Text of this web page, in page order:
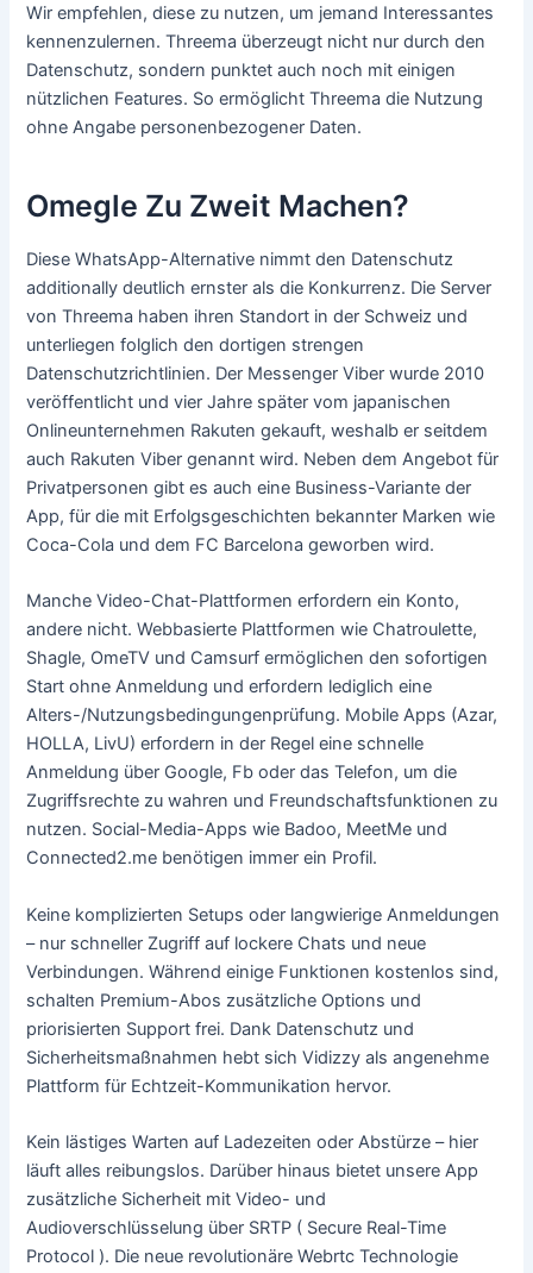
Wir empfehlen, diese zu nutzen, um jemand Interessantes
kennenzulernen. Threema überzeugt nicht nur durch den
Datenschutz, sondern punktet auch noch mit einigen
nützlichen Features. So ermöglicht Threema die Nutzung
ohne Angabe personenbezogener Daten.
Omegle Zu Zweit Machen?
Diese WhatsApp-Alternative nimmt den Datenschutz
additionally deutlich ernster als die Konkurrenz. Die Server
von Threema haben ihren Standort in der Schweiz und
unterliegen folglich den dortigen strengen
Datenschutzrichtlinien. Der Messenger Viber wurde 2010
veröffentlicht und vier Jahre später vom japanischen
Onlineunternehmen Rakuten gekauft, weshalb er seitdem
auch Rakuten Viber genannt wird. Neben dem Angebot für
Privatpersonen gibt es auch eine Business-Variante der
App, für die mit Erfolgsgeschichten bekannter Marken wie
Coca-Cola und dem FC Barcelona geworben wird.
Manche Video-Chat-Plattformen erfordern ein Konto,
andere nicht. Webbasierte Plattformen wie Chatroulette,
Shagle, OmeTV und Camsurf ermöglichen den sofortigen
Start ohne Anmeldung und erfordern lediglich eine
Alters-/Nutzungsbedingungenprüfung. Mobile Apps (Azar,
HOLLA, LivU) erfordern in der Regel eine schnelle
Anmeldung über Google, Fb oder das Telefon, um die
Zugriffsrechte zu wahren und Freundschaftsfunktionen zu
nutzen. Social-Media-Apps wie Badoo, MeetMe und
Connected2.me benötigen immer ein Profil.
Keine komplizierten Setups oder langwierige Anmeldungen
– nur schneller Zugriff auf lockere Chats und neue
Verbindungen. Während einige Funktionen kostenlos sind,
schalten Premium-Abos zusätzliche Options und
priorisierten Support frei. Dank Datenschutz und
Sicherheitsmaßnahmen hebt sich Vidizzy als angenehme
Plattform für Echtzeit-Kommunikation hervor.
Kein lästiges Warten auf Ladezeiten oder Abstürze – hier
läuft alles reibungslos. Darüber hinaus bietet unsere App
zusätzliche Sicherheit mit Video- und
Audioverschlüsselung über SRTP ( Secure Real-Time
Protocol ). Die neue revolutionäre Webrtc Technologie